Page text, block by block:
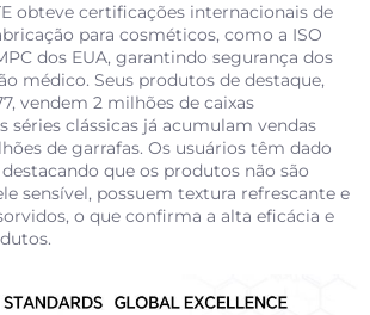
obteve certificações internacionais de
para cosméticos, como a ISO
dos EUA, garantindo segurança dos
médico. Seus produtos de destaque,
vendem 2 milhões de caixas
séries clássicas já acumulam vendas
de garrafas. Os usuários têm dado
que os produtos não são
sensível, possuem textura refrescante e
o que confirma a alta eficácia e